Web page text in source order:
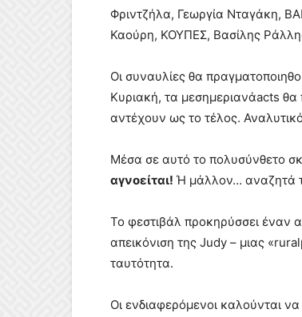
Φριντζήλα, Γεωργία Νταγάκη,
Καούρη, ΚΟΥΠΕΣ, Βασίλης
Οι συναυλίες θα
Κυριακή, τα μεσημεριανάacts θα
αντέχουν ως το τέλος.
Μέσα σε αυτό το πολυσύνθετο
αγνοείται! Ή μάλλον… αναζητά
Το φεστιβάλ προκηρύσσει έναν
απεικόνιση της Judy – μιας
ταυτότητα.
Οι ενδιαφερόμενοι καλούνται